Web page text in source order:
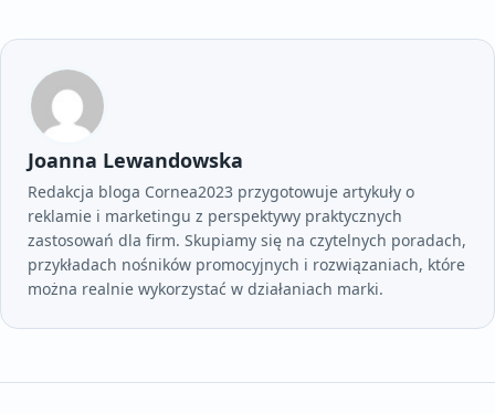
Joanna Lewandowska
Redakcja bloga Cornea2023 przygotowuje artykuły o
reklamie i marketingu z perspektywy praktycznych
zastosowań dla firm. Skupiamy się na czytelnych poradach,
przykładach nośników promocyjnych i rozwiązaniach, które
można realnie wykorzystać w działaniach marki.